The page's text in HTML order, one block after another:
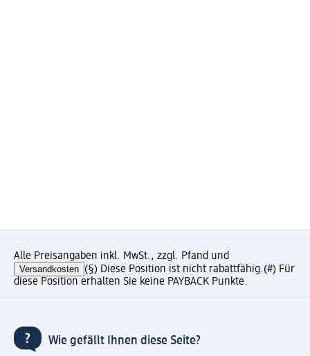
Alle Preisangaben inkl. MwSt., zzgl. Pfand und
Versandkosten (§) Diese Position ist nicht rabattfähig.(#) Für
diese Position erhalten Sie keine PAYBACK Punkte.
Wie gefällt Ihnen diese Seite?